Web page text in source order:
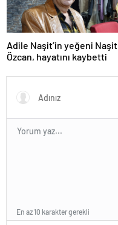
Adile Naşit’in yeğeni Naşit
Özcan, hayatını kaybetti
En az 10 karakter gerekli